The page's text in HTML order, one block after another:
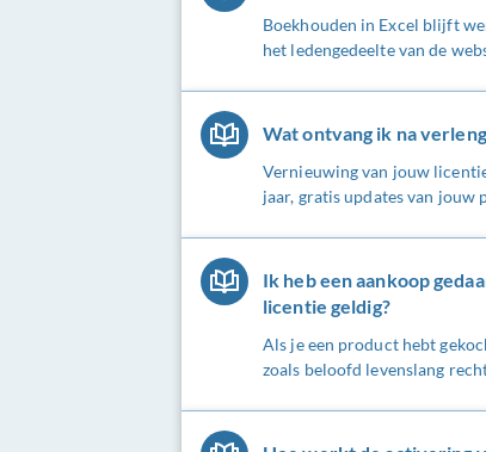
Boekhouden in Excel blijft
het ledengedeelte van de
Wat ontvang ik na
Vernieuwing van jouw
jaar, gratis updates van jouw
Ik heb een aankoop
licentie geldig?
Als je een product hebt
zoals beloofd levenslang